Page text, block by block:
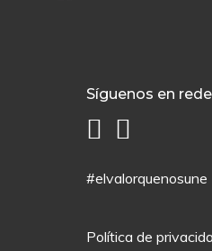
Síguenos en
#elvalorquenosune
Política de